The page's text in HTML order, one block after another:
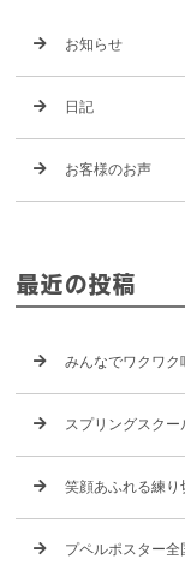
お知らせ
日記
お客様のお声
最近の投稿
みんなでワクワク
スプリングスクー
笑顔あふれる練り
プペルポスター全